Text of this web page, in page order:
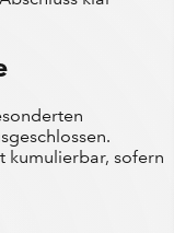
kumulierbar, sofern